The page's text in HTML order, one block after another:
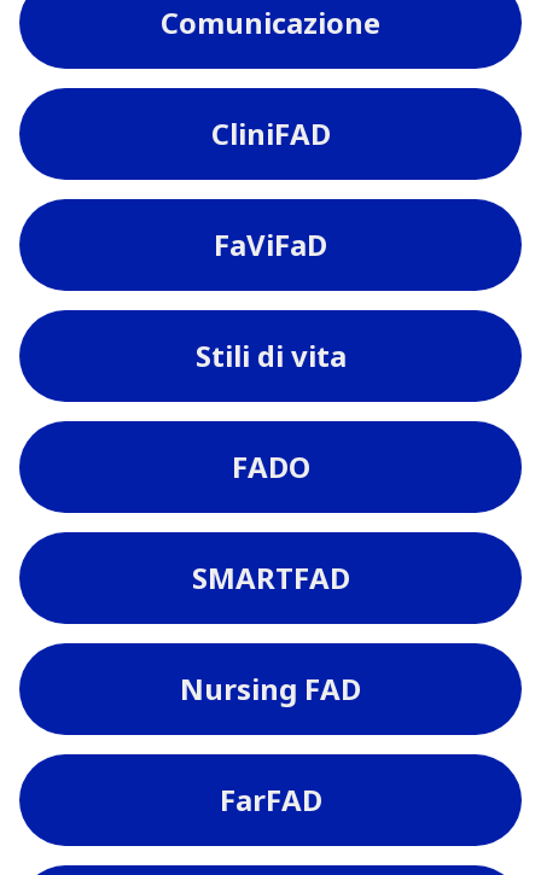
Comunicazione
CliniFAD
FaViFaD
Stili di vita
FADO
SMARTFAD
Nursing FAD
FarFAD